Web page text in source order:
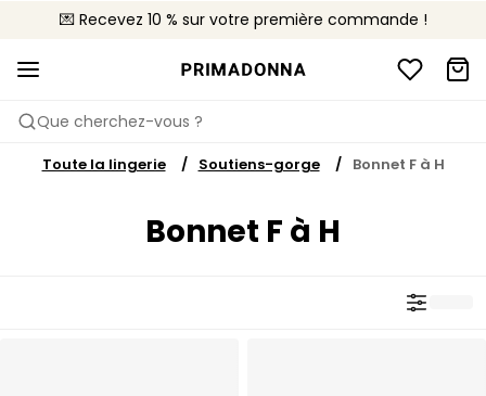
💌 Recevez 10 % sur votre première commande !
🚚 Livraison gratuite à partir de 90€
🌍 Vendus dans 627 boutiques en France
Que cherchez-vous ?
Toute la lingerie Soutiens-gorge Bonnet F à H
Bonnet F à H